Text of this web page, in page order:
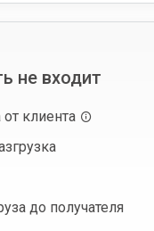
не входит
от клиента
до получателя